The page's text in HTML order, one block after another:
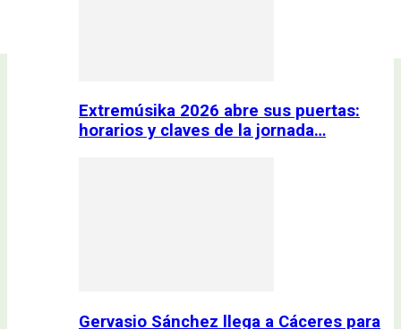
Extremúsika 2026 abre sus puertas:
horarios y claves de la jornada…
Gervasio Sánchez llega a Cáceres para